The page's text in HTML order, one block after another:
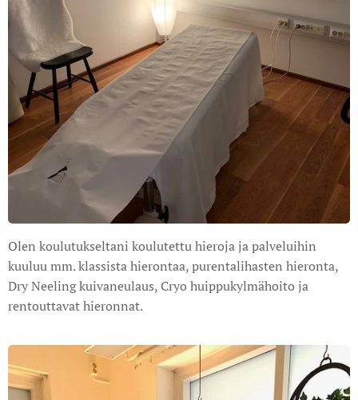
Olen koulutukseltani koulutettu hieroja ja palveluihin
kuuluu mm. klassista hierontaa, purentalihasten hieronta,
Dry Neeling kuivaneulaus, Cryo huippukylmähoito ja
rentouttavat hieronnat.